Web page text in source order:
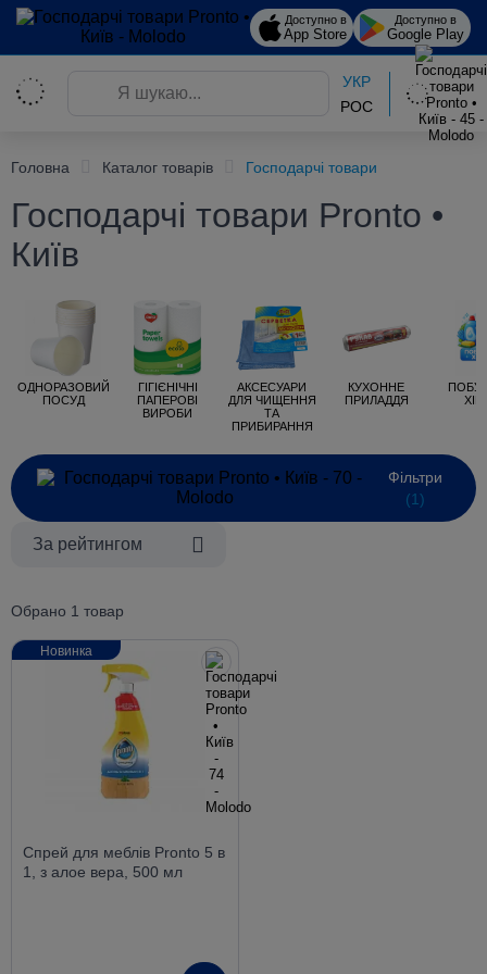
Доступно в
App Store
Доступно в
Google Play
УКР
РОС
Головна Каталог товарів Господарчі товари
Господарчі товари Pronto •
Київ
ОДНОРАЗОВИЙ
ПОСУД
ГІГІЄНІЧНІ
ПАПЕРОВІ
ВИРОБИ
АКСЕСУАРИ
ДЛЯ ЧИЩЕННЯ
ТА
ПРИБИРАННЯ
КУХОННЕ
ПРИЛАДДЯ
Фільтри
(1)
За рейтингом
Обрано 1 товар
Спрей для меблів Pronto 5 в
1, з алое вера, 500 мл
Новинка